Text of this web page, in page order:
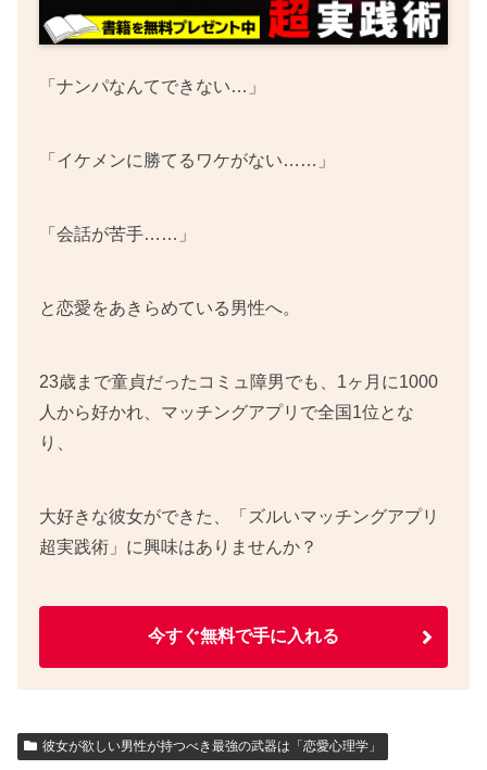
「ナンパなんてできない…」
「イケメンに勝てるワケがない……」
「会話が苦手……」
と恋愛をあきらめている男性へ。
23歳まで童貞だったコミュ障男でも、1ヶ月に1000
人から好かれ、マッチングアプリで全国1位とな
り、
大好きな彼女ができた、「ズルいマッチングアプリ
超実践術」に興味はありませんか？
今すぐ無料で手に入れる
彼女が欲しい男性が持つべき最強の武器は「恋愛心理学」